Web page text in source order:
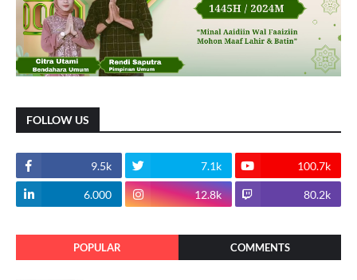
FOLLOW US
9.5k 7.1k 100.7k
6.000 12.8k 80.2k
POPULAR COMMENTS